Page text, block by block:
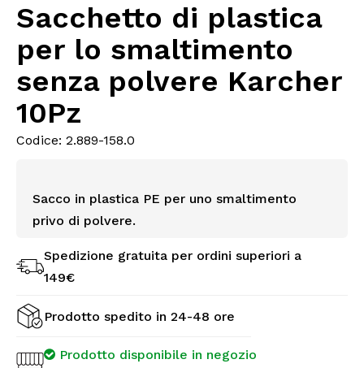
Sacchetto di plastica
per lo smaltimento
senza polvere Karcher
10Pz
Codice: 2.889-158.0
Sacco in plastica PE per uno smaltimento
privo di polvere.
Spedizione gratuita per ordini superiori a
149€
Prodotto spedito in 24-48 ore
Prodotto disponibile in negozio